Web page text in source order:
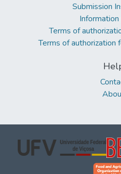
Submission
Terms of
Terms of authorization